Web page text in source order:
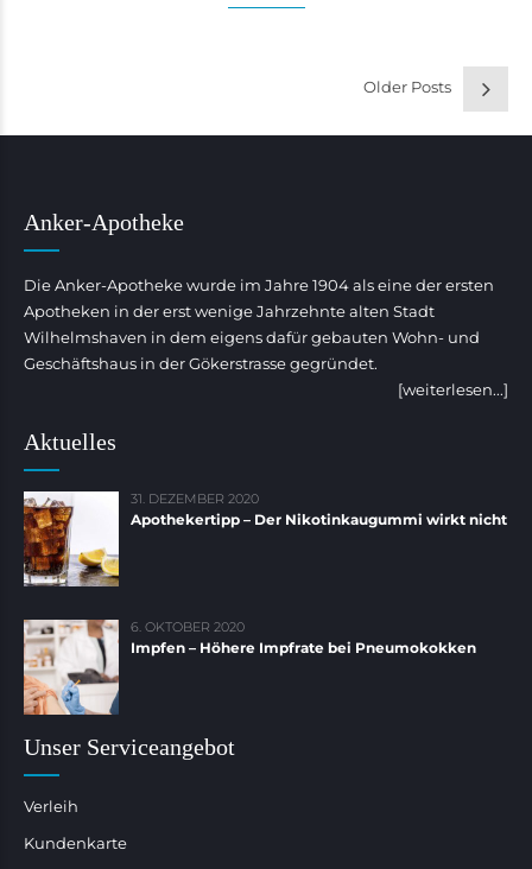
Older Posts
Anker-Apotheke
Die Anker-Apotheke wurde im Jahre 1904 als eine der ersten
Apotheken in der erst wenige Jahrzehnte alten Stadt
Wilhelmshaven in dem eigens dafür gebauten Wohn- und
Geschäftshaus in der Gökerstrasse gegründet.
[weiterlesen...]
Aktuelles
31. DEZEMBER 2020
Apothekertipp – Der Nikotinkaugummi wirkt nicht
6. OKTOBER 2020
Impfen – Höhere Impfrate bei Pneumokokken
Unser Serviceangebot
Verleih
Kundenkarte